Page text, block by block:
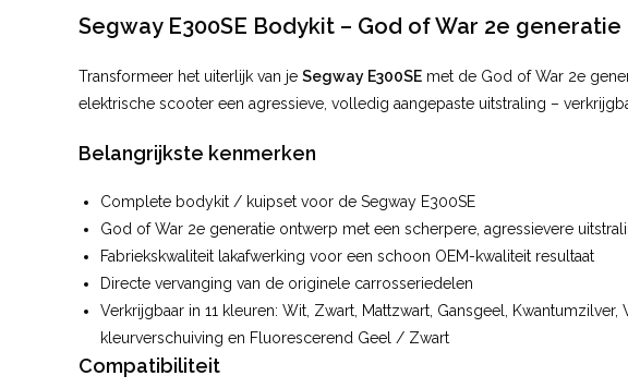
Segway E300SE Bodykit – God of War 2e generatie
Transformeer het uiterlijk van je Segway E300SE met de God of War 2e
elektrische scooter een agressieve, volledig aangepaste uitstraling –
Belangrijkste kenmerken
Complete bodykit / kuipset voor de Segway E300SE
God of War 2e generatie ontwerp met een scherpere, agressievere
Fabriekskwaliteit lakafwerking voor een schoon OEM-kwaliteit resultaat
Directe vervanging van de originele carrosseriedelen
Verkrijgbaar in 11 kleuren: Wit, Zwart, Mattzwart, Gansgeel,
kleurverschuiving en Fluorescerend Geel / Zwart
Compatibiliteit